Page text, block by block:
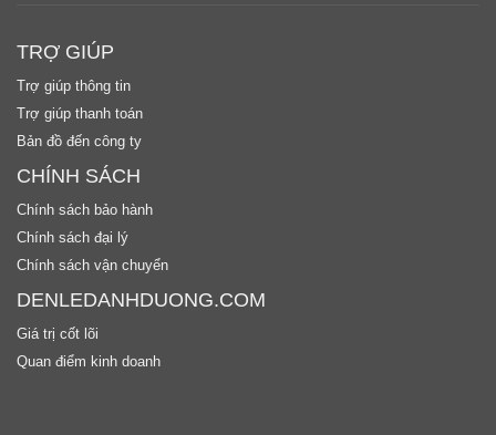
TRỢ GIÚP
Trợ giúp thông tin
Trợ giúp thanh toán
Bản đồ đến công ty
CHÍNH SÁCH
Chính sách bảo hành
Chính sách đại lý
Chính sách vận chuyển
DENLEDANHDUONG.COM
Giá trị cốt lõi
Quan điểm kinh doanh